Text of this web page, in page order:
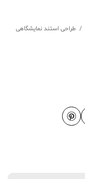
/ طراحی استند نمایشگاهی